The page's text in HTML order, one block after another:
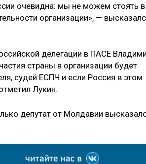
очевидна: мы не можем стоять в
организации», —
делегации в ПАСЕ
страны в организации будет
судей ЕСПЧ и если Россия в этом
Лукин.
депутат от Молдавии